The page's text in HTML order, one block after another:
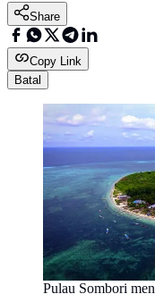
Share
Copy Link
Batal
Pulau Sombori